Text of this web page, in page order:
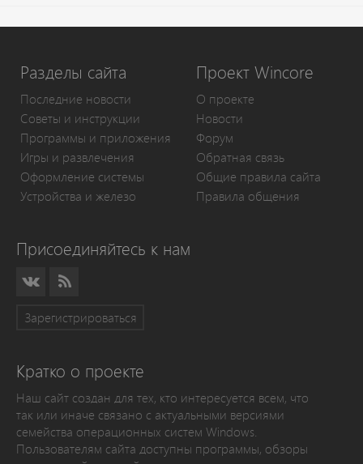
Разделы сайта
Последние новости
Советы и инструкции
Программы и приложения
Игры и развлечения
Оформление системы
Устройства и железо
Проект Wincore
О проекте
Новости
Форум
Обратная связь
Общие правила сайта
Правила общения
Присоединяйтесь к нам
Зарегистрироваться
Кратко о проекте
Наш сайт создан для тех, кто интересуется всем, что
так или иначе связано с актуальными версиями
семейства операционных систем Windows.
Пользователям сайта доступны программы, обзоры